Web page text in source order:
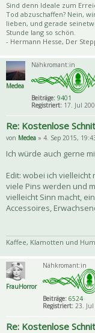
Sind denn Ideale zum
Tod abzuschaffen? Nein,
lieben, und gerade
Stunde lang so schön.
- Hermann Hesse, Der
Medea
Nähkromant:in
Beiträge: 9401
Registriert: 17. Jul
Re: Kostenlose
von Medea » 4. Sep 2015,
Ich würde auch gerne
Edit: wobei ich
viele Pins werden und
vielleicht Sinn macht,
Accessoires,
Kaffee, Klamotten und
FrauHorror
Nähkromant:in
Beiträge: 6524
Registriert: 23.
Re: Kostenlose